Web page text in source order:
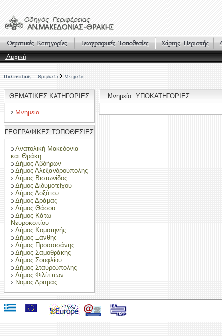
Αρχική
Πολιτισμός Θρησκεία Μνημεία
ΘΕΜΑΤΙΚΕΣ ΚΑΤΗΓΟΡΙΕΣ
Μνημεία
ΓΕΩΓΡΑΦΙΚΕΣ ΤΟΠΟΘΕΣΙΕΣ
Ανατολική Μακεδονία
και Θράκη
Δήμος Αβδήρων
Δήμος Αλεξανδρούπολης
Δήμος Βιστωνίδος
Δήμος Διδυμοτείχου
Δήμος Δοξάτου
Δήμος Δράμας
Δήμος Θάσου
Δήμος Κάτω
Νευροκοπίου
Δήμος Κομοτηνής
Δήμος Ξάνθης
Δήμος Προσοτσάνης
Δήμος Σαμοθράκης
Δήμος Σουφλίου
Δήμος Σταυρούπολης
Δήμος Φιλίππων
Νομός Δράμας
Μνημεία: ΥΠΟΚΑΤΗΓΟΡΙΕΣ